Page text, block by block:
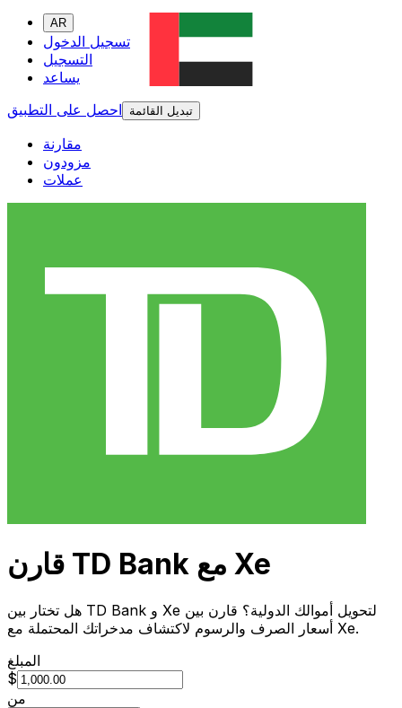
AR
تسجيل الدخول
التسجيل
يساعد
احصل على التطبيق
تبديل القائمة
مقارنة
مزودون
عملات
قارن TD Bank مع Xe
هل تختار بين TD Bank و Xe لتحويل أموالك الدولية؟ قارن بين
أسعار الصرف والرسوم لاكتشاف مدخراتك المحتملة مع Xe.
المبلغ
$
من